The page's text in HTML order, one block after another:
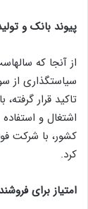
پیوند بانک و
از آنجا که
سیاستگذاری از
تاکید قرار
اشتغال و
کشور، با شرکت
کرد.
امتیاز برای